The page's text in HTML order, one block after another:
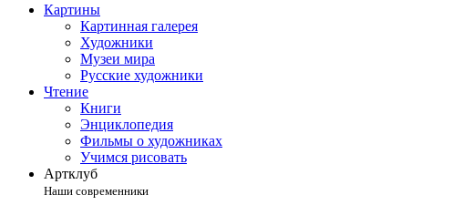
Картины
Картинная галерея
Художники
Музеи мира
Русские художники
Чтение
Книги
Энциклопедия
Фильмы о художниках
Учимся рисовать
Артклуб
Наши современники